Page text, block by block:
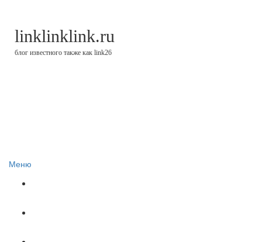
linklinklink.ru
блог известного также как link26
Меню